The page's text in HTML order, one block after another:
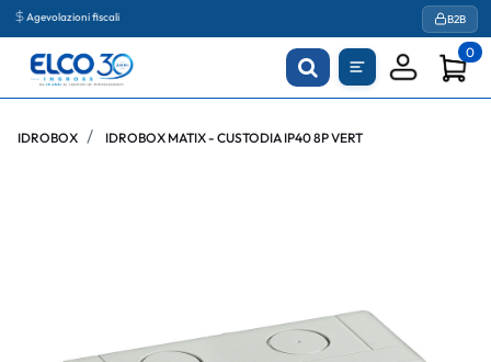
Agevolazioni fiscali B2B
0
IDROBOX IDROBOX MATIX - CUSTODIA IP40 8P VERT